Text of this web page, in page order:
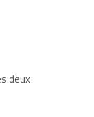
deux